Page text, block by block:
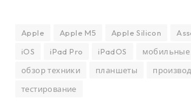
Apple Apple M5 Apple Silicon
iOS
iPad Pro iPadOS
мобильные
обзор техники
планшеты
тестирование